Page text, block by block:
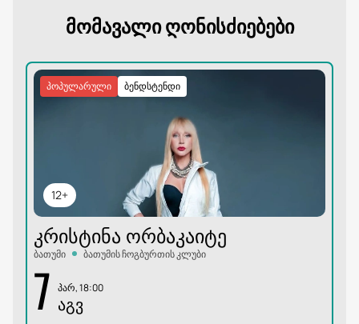
მომავალი ღონისძიებები
12+
ბენდსტენდი
პოპულარული
ᲙᲠᲘᲡᲢᲘᲜᲐ ᲝᲠᲑᲐᲙᲐᲘᲢᲔ
ბათუმი ბათუმის ჩოგბურთის კლუბი
7 პარ, 18:00
ᲐᲒᲕ